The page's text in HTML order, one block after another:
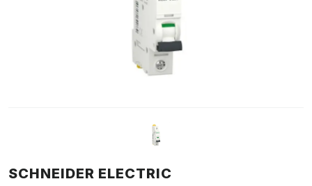
SCHNEIDER ELECTRIC